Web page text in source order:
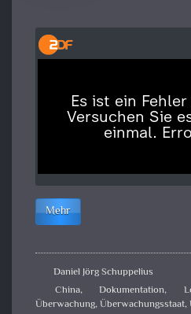
Mehr
Daniel Jörg Schuppelius
China,Dokumentation,
Überwachung,Überwachungsstaat,